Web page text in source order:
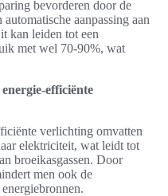
bevorderen door de
aanpassing aan
kan leiden tot een
met wel 70-90%, wat
efficiënte
verlichting omvatten
elektriciteit, wat leidt tot
broeikasgassen. Door
men ook de